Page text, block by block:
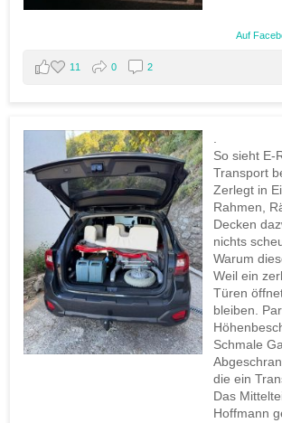
Auf
11 0 2
.
So sieht E-
Transport
Zerlegt in
Rahmen,
Decken
nichts
Warum
Weil ein
Türen
bleiben.
Schmale
die ein
Das
Hoffmann